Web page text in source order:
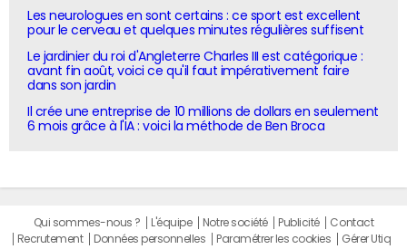
Les neurologues en sont certains : ce sport est excellent
pour le cerveau et quelques minutes régulières suffisent
Le jardinier du roi d'Angleterre Charles III est catégorique :
avant fin août, voici ce qu'il faut impérativement faire
dans son jardin
Il crée une entreprise de 10 millions de dollars en seulement
6 mois grâce à l'IA : voici la méthode de Ben Broca
Qui sommes-nous ? L'équipe Notre société Publicité
Contact
Recrutement
Données personnelles Paramétrer les cookies
Gérer Utiq